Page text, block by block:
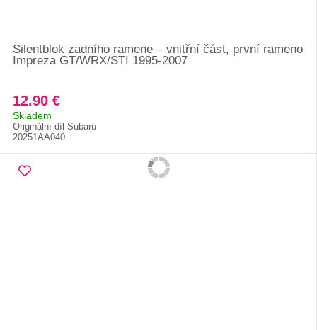
Silentblok zadního ramene – vnitřní část, první rameno
Impreza GT/WRX/STI 1995-2007
12.90 €
Skladem
Originální díl Subaru
20251AA040